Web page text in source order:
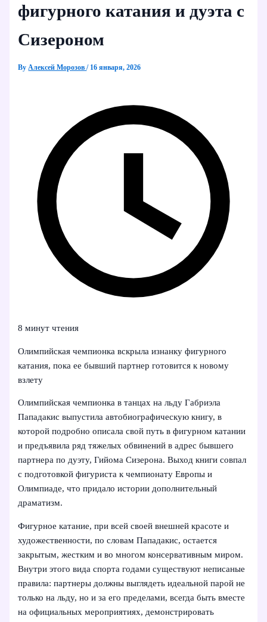
фигурного катания и дуэта с
Сизероном
ByАлексей Морозов/ 16 января, 2026
8 минут чтения
Олимпийская чемпионка вскрыла изнанку фигурного
катания, пока ее бывший партнер готовится к новому
взлету
Олимпийская чемпионка в танцах на льду Габриэла
Пападакис выпустила автобиографическую книгу, в
которой подробно описала свой путь в фигурном катании
и предъявила ряд тяжелых обвинений в адрес бывшего
партнера по дуэту, Гийома Сизерона. Выход книги совпал
с подготовкой фигуриста к чемпионату Европы и
Олимпиаде, что придало истории дополнительный
драматизм.
Фигурное катание, при всей своей внешней красоте и
художественности, по словам Пападакис, остается
закрытым, жестким и во многом консервативным миром.
Внутри этого вида спорта годами существуют неписаные
правила: партнеры должны выглядеть идеальной парой не
только на льду, но и за его пределами, всегда быть вместе
на официальных мероприятиях, демонстрировать